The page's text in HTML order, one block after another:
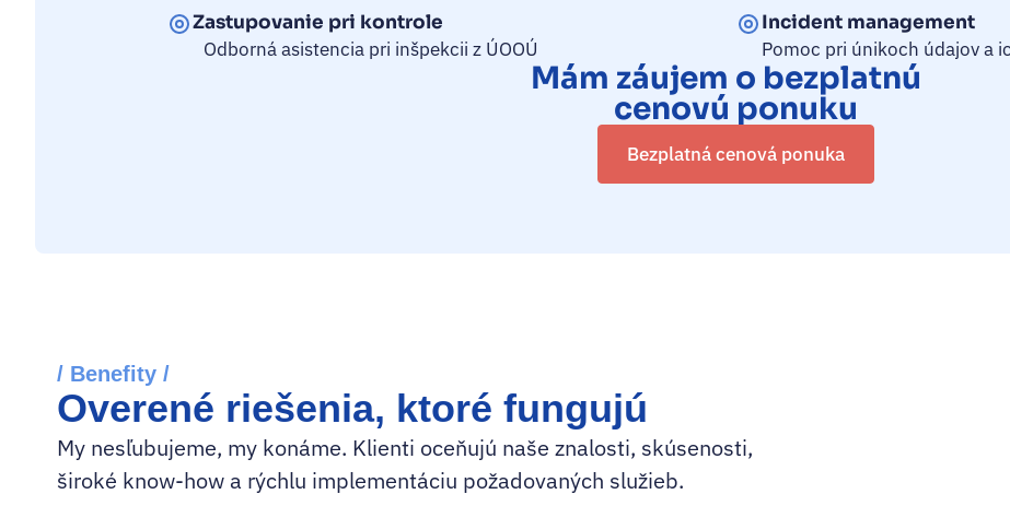
Zastupovanie pri kontrole
Odborná asistencia pri inšpekcii z ÚOOÚ
Incident management
Pomoc pri únikoch údajov a
Mám záujem o bezplatnú
cenovú ponuku
Bezplatná cenová ponuka
/ Benefity /
Overené riešenia, ktoré fungujú
My nesľubujeme, my konáme. Klienti oceňujú naše znalosti, skúsenosti,
široké know-how a rýchlu implementáciu požadovaných služieb.